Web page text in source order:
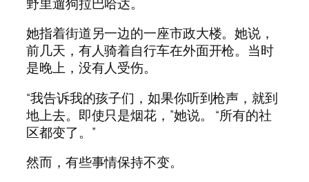
她指着街道另一边的一座市政大楼。她说，
前几天，有人骑着自行车在外面开枪。当时
是晚上，没有人受伤。
“我告诉我的孩子们，如果你听到枪声，就到
地上去。即使只是烟花，”她说。 “所有的社
区都变了。”
然而，有些事情保持不变。